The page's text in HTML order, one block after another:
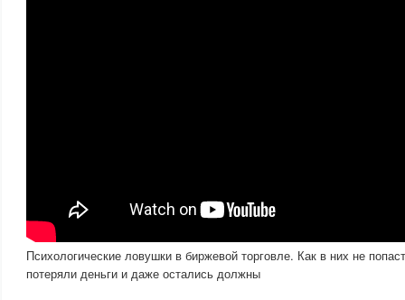
Психологические ловушки в биржевой торговле. Как в них не
потеряли деньги и даже остались должны